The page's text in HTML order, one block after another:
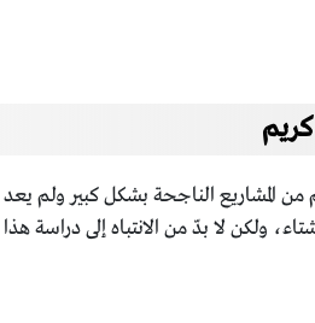
الناجحة بشكل كبير ولم يعد
ولكن لا بدّ من الانتباه إلى